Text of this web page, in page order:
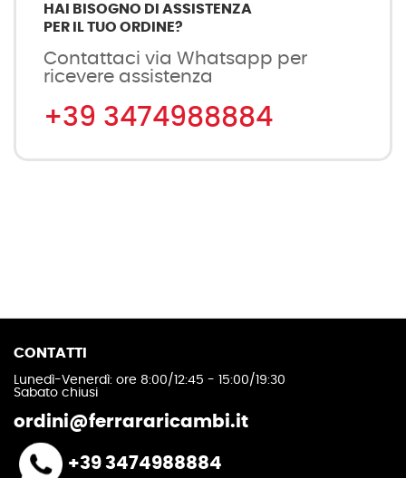
HAI BISOGNO DI ASSISTENZA
PER IL TUO ORDINE?
Contattaci via Whatsapp per
ricevere assistenza
+39 3474988884
CONTATTI
Lunedì-Venerdì: ore 8:00/12:45 - 15:00/19:30
Sabato chiusi
ordini@ferrararicambi.it
+39 3474988884